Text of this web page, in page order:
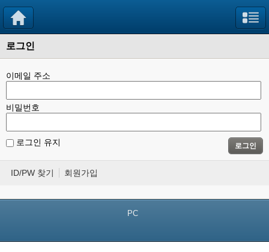
로그인
이메일 주소
비밀번호
로그인 유지 로그인
ID/PW 찾기 회원가입
PC